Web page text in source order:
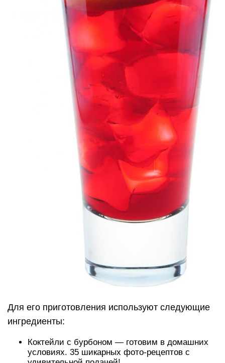
Для его приготовления используют следующие
ингредиенты:
Коктейли с бурбоном — готовим в домашних
условиях. 35 шикарных фото-рецептов с